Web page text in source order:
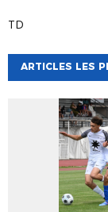
TD
ARTICLES LES